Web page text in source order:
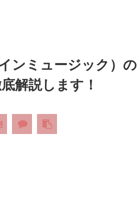
ンミュージック）の
解説します！